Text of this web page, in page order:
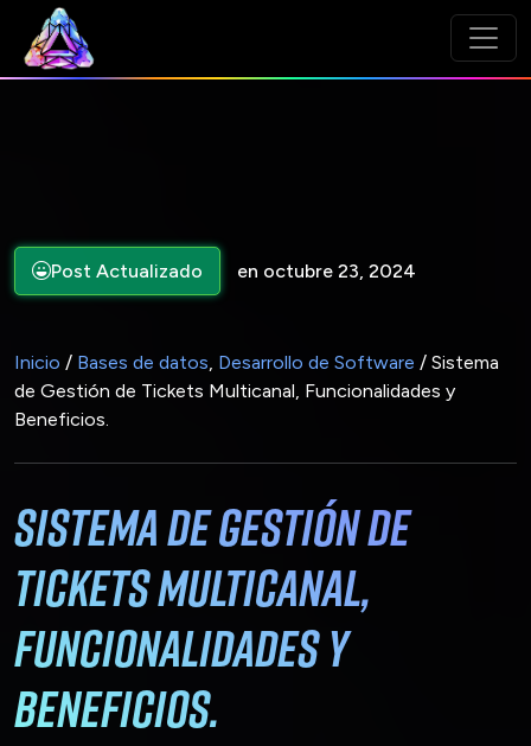
Post Actualizado en octubre 23, 2024
Inicio / Bases de datos, Desarrollo de Software / Sistema
de Gestión de Tickets Multicanal, Funcionalidades y
Beneficios.
Sistema de Gestión de
Tickets Multicanal,
Funcionalidades y
Beneficios.